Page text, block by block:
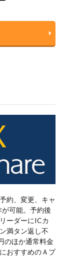
約、変更、キャ
可能。予約後
ーダーにICカ
満タン返し不
のほか通常料金
おすすめのＡプ